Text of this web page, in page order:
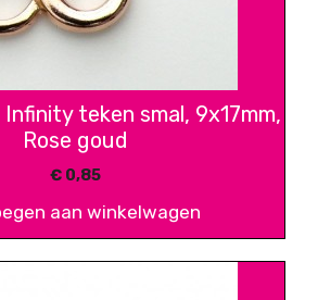
teken smal, 9x17mm,
Rose goud
€0,85
aan winkelwagen